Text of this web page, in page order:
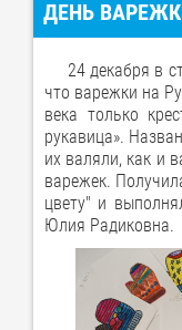
ДЕНЬ
24 декабря в
что варежки на
века только
рукавица».
их валяли, как и
варежек.
цвету" и
Юлия Радиковна.